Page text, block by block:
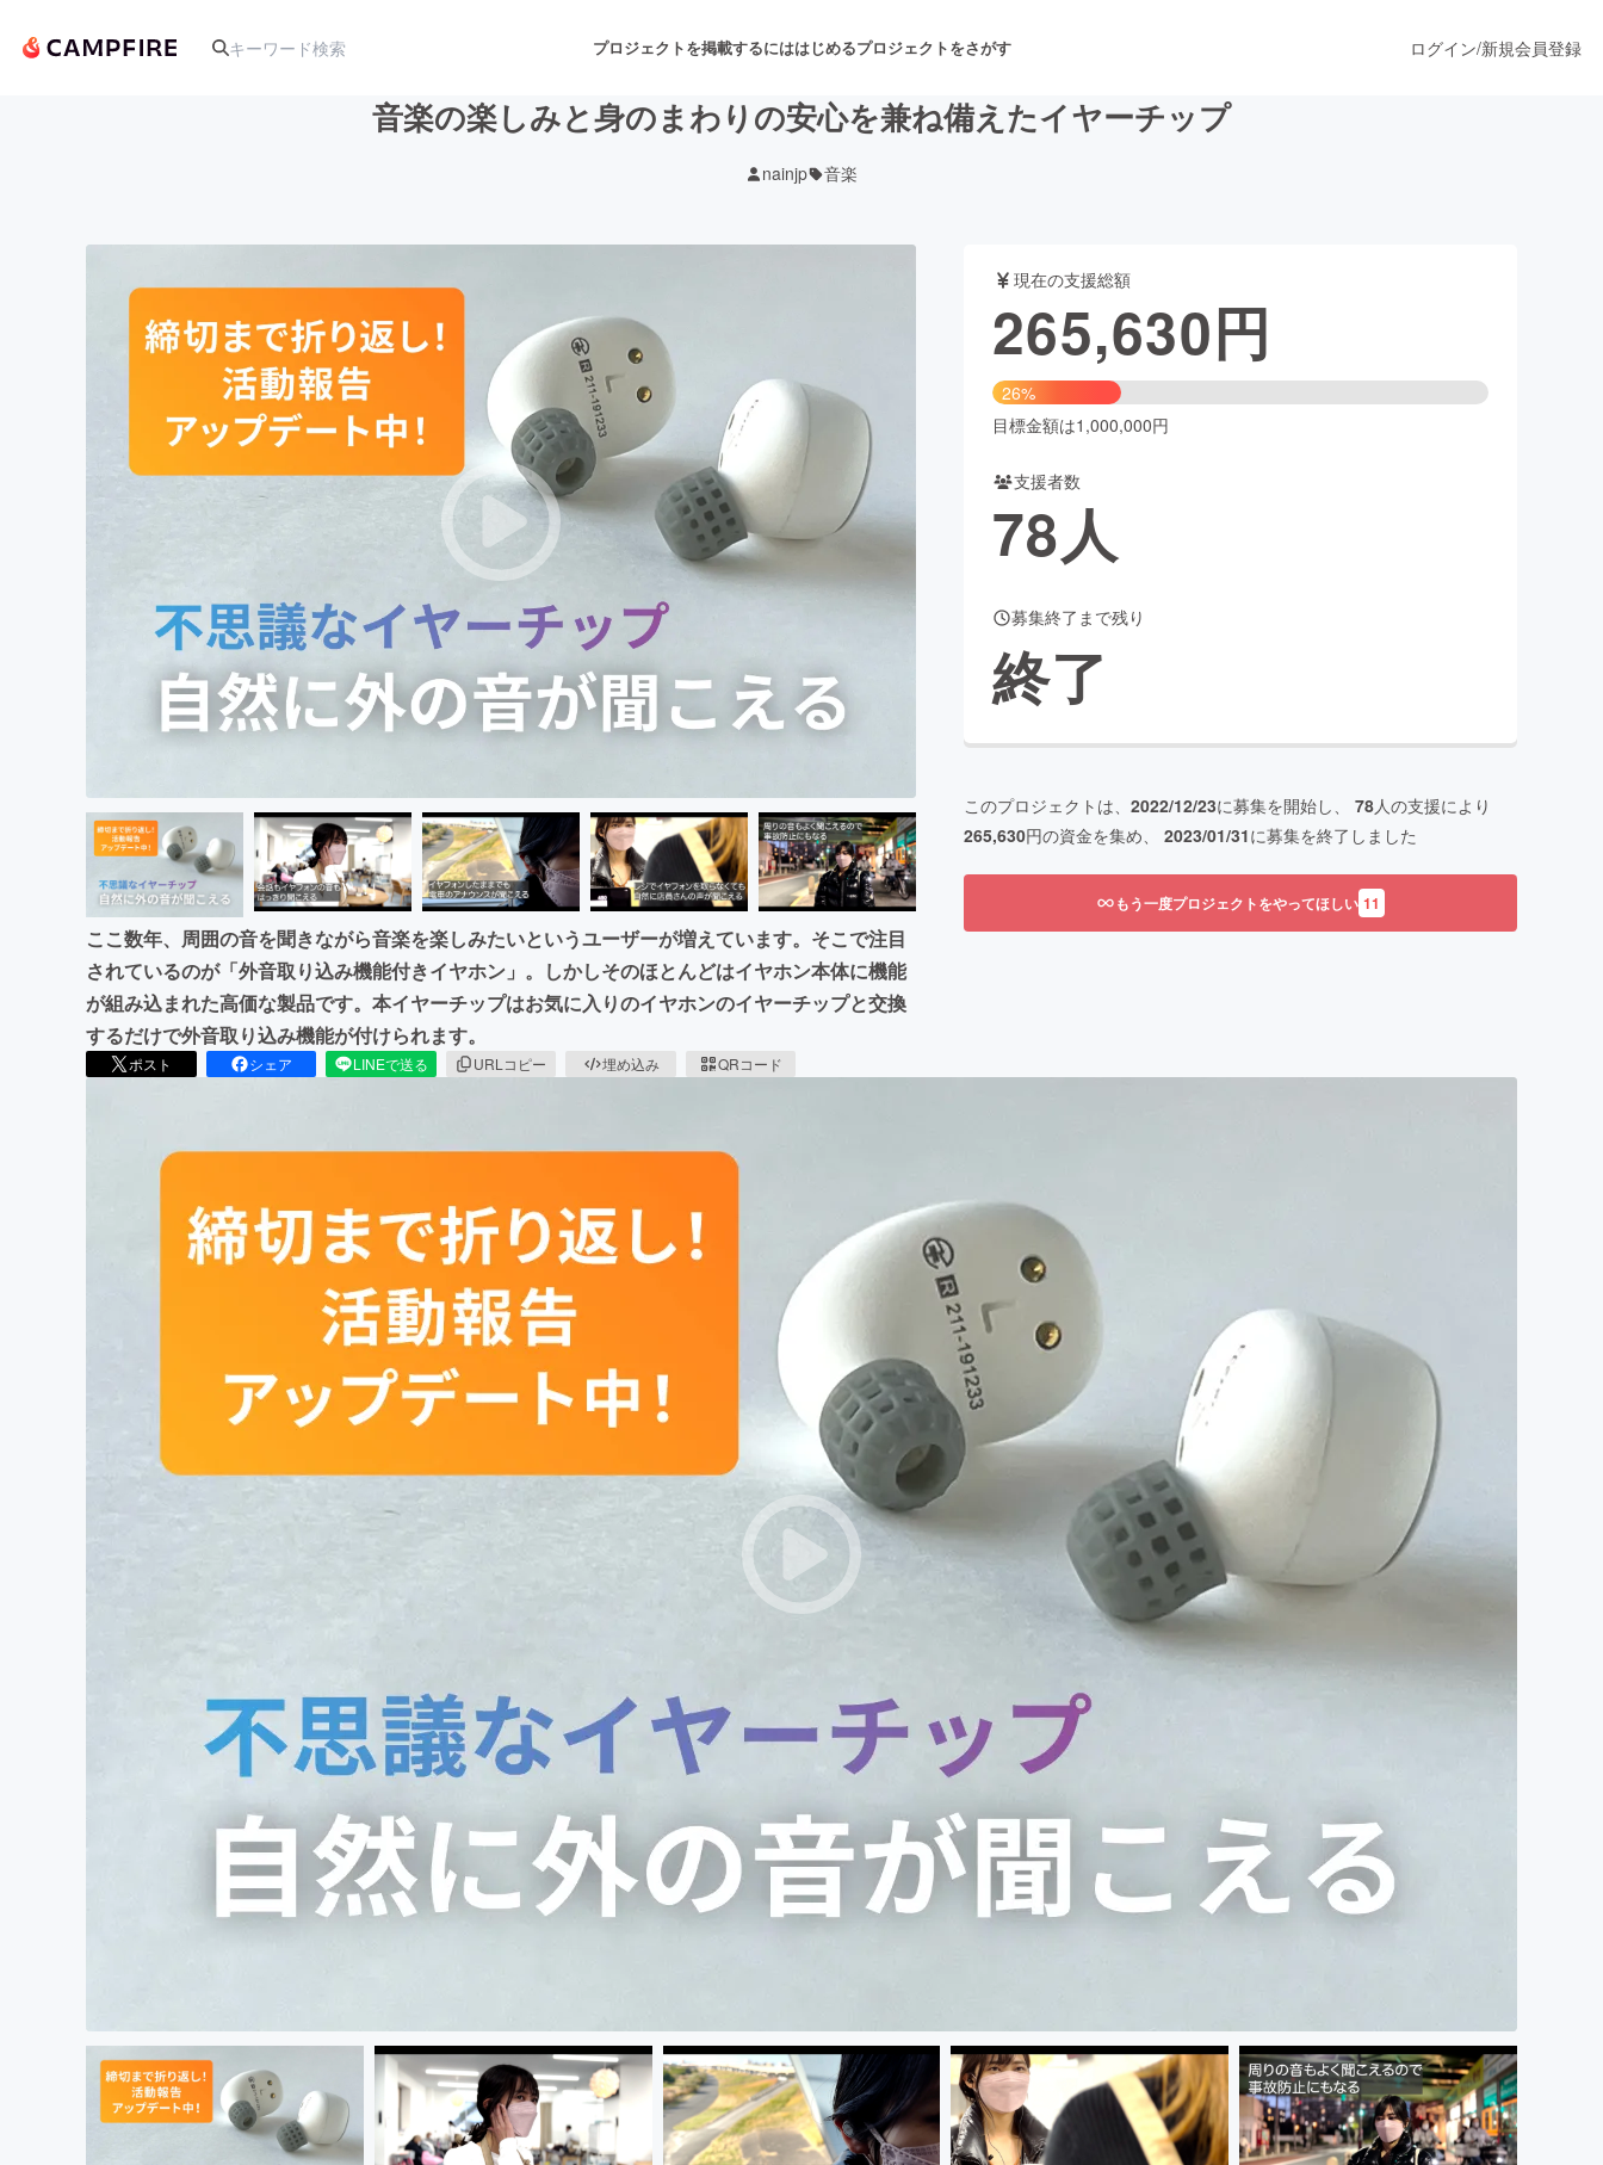
プロジェクトを掲載するにははじめるプロジェクトをさがす
アート・写真 舞台・パフォーマンス
テクノロジー・ガジェット ゲーム・サービス開発 フード・飲食店 ファッション
映像・映画 書籍・雑誌出版
チャレンジ ビューティー・ヘルスケア
CAMPFIRE for Social Good
ログイン/新規会員登録
音楽の楽しみと身のまわりの安心を兼ね備えたイヤーチップ
nainjp 音楽
ここ数年、周囲の音を聞きながら音楽を楽しみたいというユーザーが増えています。そこで注目
されているのが「外音取り込み機能付きイヤホン」。しかしそのほとんどはイヤホン本体に機能
が組み込まれた高価な製品です。本イヤーチップはお気に入りのイヤホンのイヤーチップと交換
するだけで外音取り込み機能が付けられます。
ポスト シェア LINEで送る URLコピー 埋め込み QRコード
現在の支援総額
265,630円
26%
目標金額は1,000,000円
支援者数
78人
募集終了まで残り
終了
このプロジェクトは、 2022/12/23に募集を開始し、 78人の支援により
265,630円の資金を集め、 2023/01/31に募集を終了しました
もう一度プロジェクトをやってほしい 11